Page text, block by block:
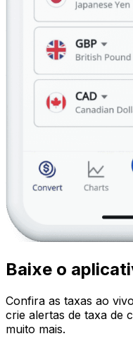
Baixe o
Confira as taxas ao
crie alertas de taxa de
muito mais.